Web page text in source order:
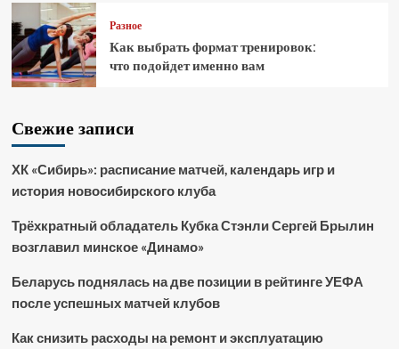
Разное
Как выбрать формат тренировок:
что подойдет именно вам
Свежие записи
ХК «Сибирь»: расписание матчей, календарь игр и
история новосибирского клуба
Трёхкратный обладатель Кубка Стэнли Сергей Брылин
возглавил минское «Динамо»
Беларусь поднялась на две позиции в рейтинге УЕФА
после успешных матчей клубов
Как снизить расходы на ремонт и эксплуатацию